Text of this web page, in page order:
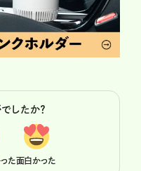
したか？
た面白かった